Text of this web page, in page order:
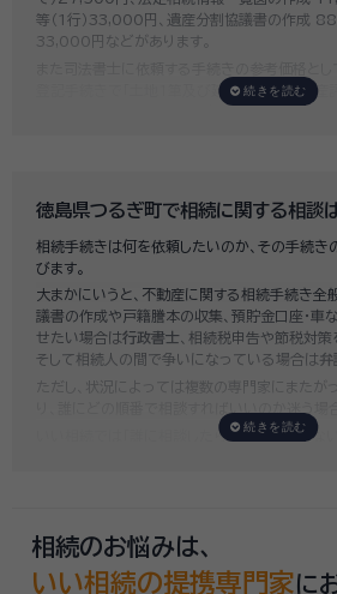
等（1行）33,000円、遺産分割協議書の作成
33,000円などがあります。
登記手続きで「土地1筆及び建物1棟（固定資
せると100万円近くかそれ以上費用がかかって
いい相続では、お客様ごとに必要な相続手続き
もり をお出ししております。予算に合わせてご
み依頼することも可能ですので、まずはお気軽
徳島県つるぎ町で相続に関する相談
相続手続きは何を依頼したいのか、その手続
びます。
大まかにいうと、不動産に関する相続手続き全
議書の作成や戸籍謄本の収集、預貯金口座・車
せたい場合は行政書士 、相続税申告や節税対
そして相続人の間で争いになっている場合は弁
ただし、状況によっては複数の専門家にまたが
いい相続では「誰に相談したらいいかわからな
相続のお悩みは、
いい相続の提携専門家に